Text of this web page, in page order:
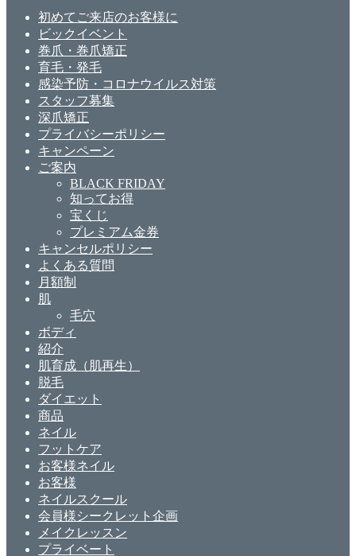
初めてご来店のお客様に
ビックイベント
巻爪・巻爪矯正
育毛・発毛
感染予防・コロナウイルス対策
スタッフ募集
深爪矯正
プライバシーポリシー
キャンペーン
ご案内
BLACK FRIDAY
知ってお得
宝くじ
プレミアム金券
キャンセルポリシー
よくある質問
月額制
肌
毛穴
ボディ
紹介
肌育成（肌再生）
脱毛
ダイエット
商品
ネイル
フットケア
お客様ネイル
お客様
ネイルスクール
会員様シークレット企画
メイクレッスン
プライベート